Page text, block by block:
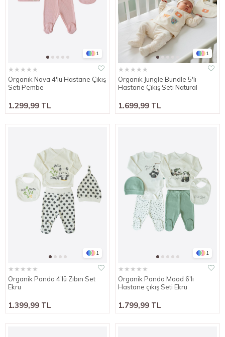
1
★★★★★
Organik Nova 4'lü Hastane Çıkış
Seti Pembe
1.299,99 TL
1
★★★★★
Organik Jungle Bundle 5'li
Hastane Çıkış Seti Natural
1.699,99 TL
1
★★★★★
Organik Panda 4'lü Zıbın Set
Ekru
1.399,99 TL
1
★★★★★
Organik Panda Mood 6'lı
Hastane çıkış Seti Ekru
1.799,99 TL